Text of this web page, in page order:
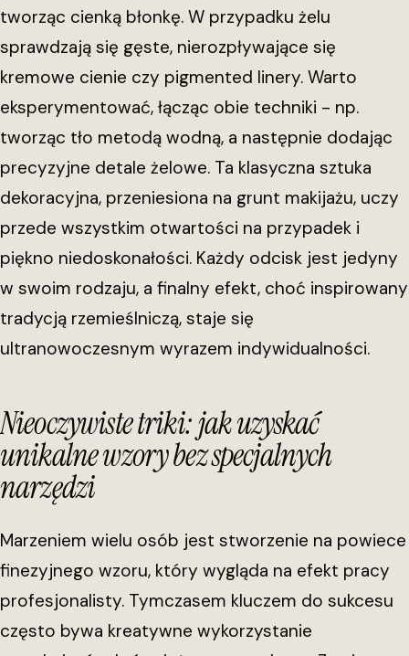
tworząc cienką błonkę. W przypadku żelu
sprawdzają się gęste, nierozpływające się
kremowe cienie czy pigmented linery. Warto
eksperymentować, łącząc obie techniki - np.
tworząc tło metodą wodną, a następnie dodając
precyzyjne detale żelowe. Ta klasyczna sztuka
dekoracyjna, przeniesiona na grunt makijażu, uczy
przede wszystkim otwartości na przypadek i
piękno niedoskonałości. Każdy odcisk jest jedyny
w swoim rodzaju, a finalny efekt, choć inspirowany
tradycją rzemieślniczą, staje się
ultranowoczesnym wyrazem indywidualności.
Nieoczywiste triki: jak uzyskać
unikalne wzory bez specjalnych
narzędzi
Marzeniem wielu osób jest stworzenie na powiece
finezyjnego wzoru, który wygląda na efekt pracy
profesjonalisty. Tymczasem kluczem do sukcesu
często bywa kreatywne wykorzystanie